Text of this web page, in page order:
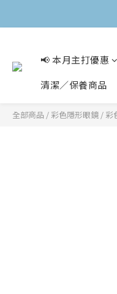
📢 本月主打優惠
清潔／保養商品
全部商品 / 彩色隱形眼鏡 / 彩